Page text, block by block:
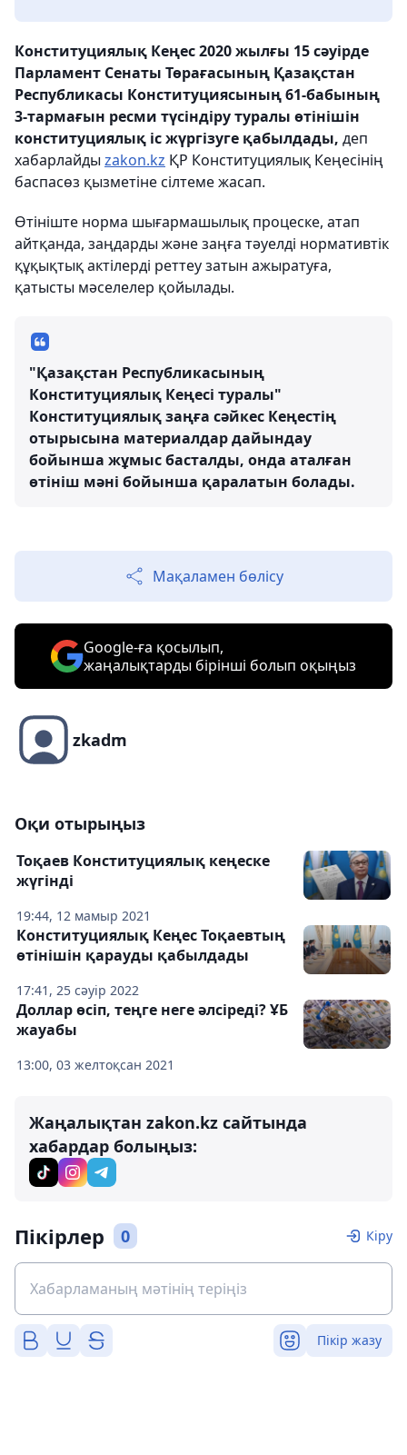
Конституциялық Кеңес 2020 жылғы 15 сәуірде
Парламент Сенаты Төрағасының Қазақстан
Республикасы Конституциясының 61-бабының
3-тармағын ресми түсіндіру туралы өтінішін
конституциялық іс жүргізуге қабылдады, деп
хабарлайды zakon.kz ҚР Конституциялық Кеңесінің
баспасөз қызметіне сілтеме жасап.
Өтініште норма шығармашылық процеске, атап
айтқанда, заңдарды және заңға тәуелді нормативтік
құқықтық актілерді реттеу затын ажыратуға,
қатысты мәселелер қойылады.
"Қазақстан Республикасының
Конституциялық Кеңесі туралы"
Конституциялық заңға сәйкес Кеңестің
отырысына материалдар дайындау
бойынша жұмыс басталды, онда аталған
өтініш мәні бойынша қаралатын болады.
Мақаламен бөлісу
Google-ға қосылып,
жаңалықтарды бірінші болып оқыңыз
zkadm
Оқи отырыңыз
19:44, 12 мамыр 2021
Тоқаев Конституциялық кеңеске
жүгінді
17:41, 25 сәуір 2022
Конституциялық Кеңес Тоқаевтың
өтінішін қарауды қабылдады
13:00, 03 желтоқсан 2021
Доллар өсіп, теңге неге әлсіреді? ҰБ
жауабы
Жаңалықтан zakon.kz сайтында
хабардар болыңыз:
Пікірлер 0 Кіру
Пікір жазу